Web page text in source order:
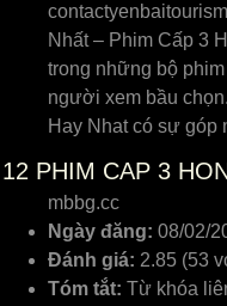
Nhất – Phim Cấp 3
trong những bộ
người xem bầu
Hay Nhat có sự góp
12 PHIM CAP 3
mbbg.cc
Ngày đăng: 08/02/
Đánh giá: 2.85 (53
Tóm tắt: Từ khóa